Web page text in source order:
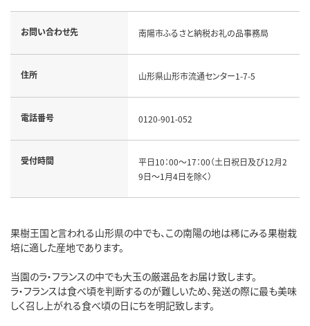
お問い合わせ先 南陽市ふるさと納税お礼の品事務局
住所 山形県山形市流通センター1-7-5
電話番号 0120-901-052
受付時間
平日10：00～17：00（土日祝日及び12月2
9日～1月4日を除く）
果樹王国と言われる山形県の中でも、この南陽の地は稀にみる果樹栽
培に適した産地であります。
当園のラ・フランスの中でも大玉の厳選品をお届け致します。
ラ・フランスは食べ頃を判断するのが難しいため、発送の際に最も美味
しく召し上がれる食べ頃の日にちを明記致します。